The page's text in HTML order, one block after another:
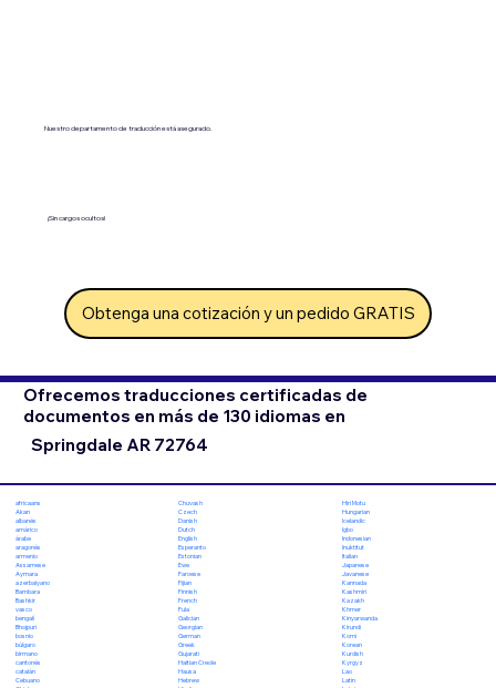
Nuestro departamento de traducción está asegurado.
¡Sin cargos ocultos!
Obtenga una cotización y un pedido GRATIS
Ofrecemos traducciones certificadas de
documentos en más de 130 idiomas en
Springdale AR 72764
africaans
Akan
albanés
amárico
árabe
aragonés
armenio
Assamese
Aymara
azerbaiyano
Bambara
Bashkir
vasco
bengalí
Bhojpuri
bosnio
búlgaro
birmano
cantonés
catalán
Cebuano
Chuvash
Czech
Danish
Dutch
English
Esperanto
Estonian
Ewe
Faroese
Fijian
Finnish
French
Fula
Galician
Georgian
German
Greek
Gujarati
Haitian Creole
Hausa
Hebrew
Hiri Motu
Hungarian
Icelandic
Igbo
Indonesian
Inuktitut
Italian
Japanese
Javanese
Kannada
Kashmiri
Kazakh
Khmer
Kinyarwanda
Kirundi
Komi
Korean
Kurdish
Kyrgyz
Lao
Latin